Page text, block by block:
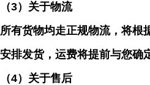
（3）关于物流
所有货物均走正规物流，将根
安排发货，运费将提前与您确
（4）关于售后